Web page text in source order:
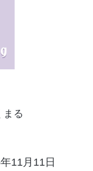
まる
11月11日